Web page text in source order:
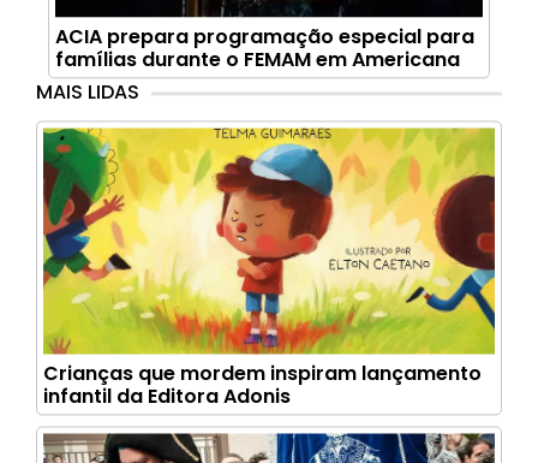
ACIA prepara programação especial para
famílias durante o FEMAM em Americana
MAIS LIDAS
Crianças que mordem inspiram lançamento
infantil da Editora Adonis